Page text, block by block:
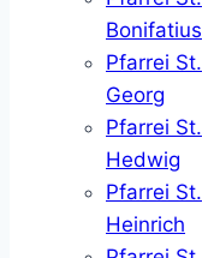
Bonifatius
Pfarrei St.
Georg
Pfarrei St.
Hedwig
Pfarrei St.
Heinrich